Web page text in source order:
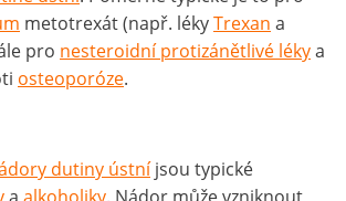
metotrexát (např. lékyTrexan a
pro nesteroidní protizánětlivé lékya
osteoporóze.
dutiny ústníjsou typické